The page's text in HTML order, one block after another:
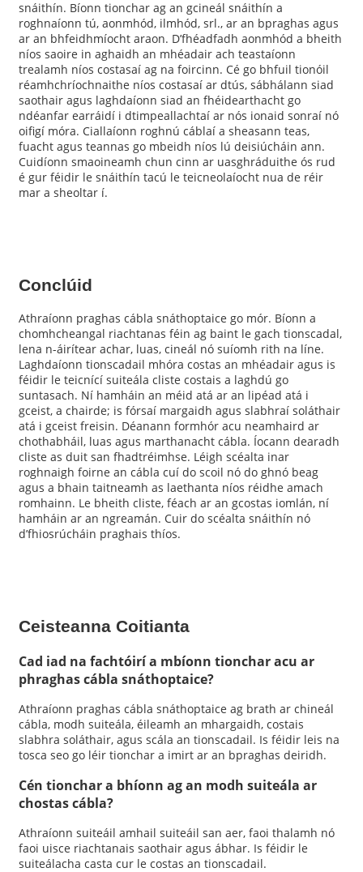
snáithín. Bíonn tionchar ag an gcineál snáithín a
roghnaíonn tú, aonmhód, ilmhód, srl., ar an bpraghas agus
ar an bhfeidhmíocht araon. D’fhéadfadh aonmhód a bheith
níos saoire in aghaidh an mhéadair ach teastaíonn
trealamh níos costasaí ag na foircinn. Cé go bhfuil tionóil
réamhchríochnaithe níos costasaí ar dtús, sábhálann siad
saothair agus laghdaíonn siad an fhéidearthacht go
ndéanfar earráidí i dtimpeallachtaí ar nós ionaid sonraí nó
oifigí móra. Ciallaíonn roghnú cáblaí a sheasann teas,
fuacht agus teannas go mbeidh níos lú deisiúcháin ann.
Cuidíonn smaoineamh chun cinn ar uasghráduithe ós rud
é gur féidir le snáithín tacú le teicneolaíocht nua de réir
mar a sheoltar í.
Conclúid
Athraíonn praghas cábla snáthoptaice go mór. Bíonn a
chomhcheangal riachtanas féin ag baint le gach tionscadal,
lena n-áirítear achar, luas, cineál nó suíomh rith na líne.
Laghdaíonn tionscadail mhóra costas an mhéadair agus is
féidir le teicnící suiteála cliste costais a laghdú go
suntasach. Ní hamháin an méid atá ar an lipéad atá i
gceist, a chairde; is fórsaí margaidh agus slabhraí soláthair
atá i gceist freisin. Déanann formhór acu neamhaird ar
chothabháil, luas agus marthanacht cábla. Íocann dearadh
cliste as duit san fhadtréimhse. Léigh scéalta inar
roghnaigh foirne an cábla cuí do scoil nó do ghnó beag
agus a bhain taitneamh as laethanta níos réidhe amach
romhainn. Le bheith cliste, féach ar an gcostas iomlán, ní
hamháin ar an ngreamán. Cuir do scéalta snáithín nó
d’fhiosrúcháin praghais thíos.
Ceisteanna Coitianta
Cad iad na fachtóirí a mbíonn tionchar acu ar
phraghas cábla snáthoptaice?
Athraíonn praghas cábla snáthoptaice ag brath ar chineál
cábla, modh suiteála, éileamh an mhargaidh, costais
slabhra soláthair, agus scála an tionscadail. Is féidir leis na
tosca seo go léir tionchar a imirt ar an bpraghas deiridh.
Cén tionchar a bhíonn ag an modh suiteála ar
chostas cábla?
Athraíonn suiteáil amhail suiteáil san aer, faoi thalamh nó
faoi uisce riachtanais saothair agus ábhar. Is féidir le
suiteálacha casta cur le costas an tionscadail.